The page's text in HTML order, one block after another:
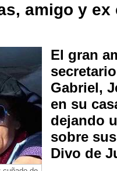
amigo y
El gran
Gabriel,
en su
dejando
sobre
Divo de